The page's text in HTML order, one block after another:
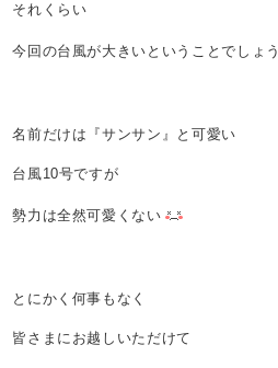
それくらい
今回の台風が大きいということでしょう
名前だけは『サンサン』と可愛い
台風10号ですが
勢力は全然可愛くない
とにかく何事もなく
皆さまにお越しいただけて